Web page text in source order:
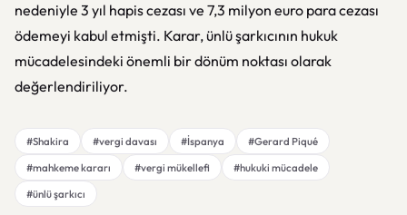
nedeniyle 3 yıl hapis cezası ve 7,3 milyon euro para cezası
ödemeyi kabul etmişti. Karar, ünlü şarkıcının hukuk
mücadelesindeki önemli bir dönüm noktası olarak
değerlendiriliyor.
#Shakira #vergi davası #İspanya
#Gerard Piqué
#mahkeme kararı
#vergi mükellefi
#hukuki mücadele
#ünlü şarkıcı